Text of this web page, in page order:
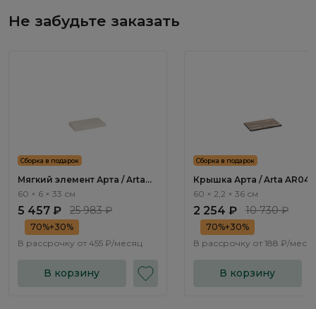
Не забудьте заказать
Сборка в подарок
Мягкий элемент Арта / Arta
AR143.0
60 × 6 × 33 см
5 457 ₽ 25 983 ₽
70%+30%
В рассрочку от 455 ₽/месяц
В корзину
Сборка в подарок
Крышка Арта / Arta
60 × 2,2 × 36 см
2 254 ₽ 10 730 ₽
70%+30%
В рассрочку от 188 ₽/
В корзину